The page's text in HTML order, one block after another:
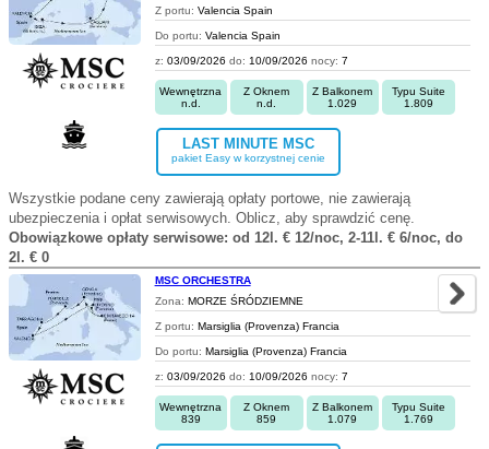
Z portu: Valencia Spain
Do portu: Valencia Spain
z: 03/09/2026 do: 10/09/2026 nocy: 7
Wewnętrzna
n.d.
Z Oknem
n.d.
Z Balkonem
1.029
Typu Suite
1.809
LAST MINUTE MSC
pakiet Easy w korzystnej cenie
Wszystkie podane ceny zawierają opłaty portowe, nie zawierają
ubezpieczenia i opłat serwisowych. Oblicz, aby sprawdzić cenę.
Obowiązkowe opłaty serwisowe: od 12l. € 12/noc, 2-11l. € 6/noc, do
2l. € 0
MSC ORCHESTRA
Zona: MORZE ŚRÓDZIEMNE
Z portu: Marsiglia (Provenza) Francia
Do portu: Marsiglia (Provenza) Francia
z: 03/09/2026 do: 10/09/2026 nocy: 7
Wewnętrzna
839
Z Oknem
859
Z Balkonem
1.079
Typu Suite
1.769